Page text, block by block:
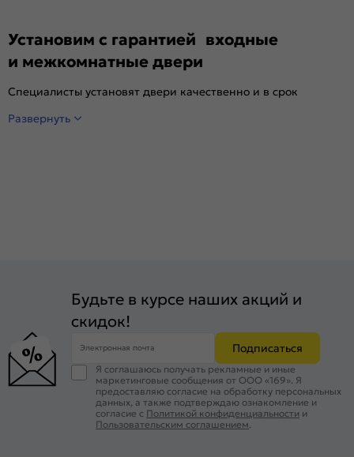
Установим с гарантией входные
и межкомнатные двери
Специалисты установят двери качественно и в срок
Развернуть
Будьте в курсе наших акций и
скидок!
Электронная почта Подписаться
Я соглашаюсь получать рекламные и иные
маркетинговые сообщения от ООО «169». Я
предоставляю согласие на обработку персональных
данных, а также подтверждаю ознакомление и
согласие с Политикой конфиденциальности и
Пользовательским соглашением